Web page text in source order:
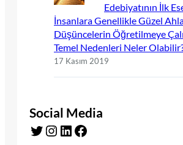
Edebiyatının İlk
İnsanlara Genellikle Güzel
Düşüncelerin Öğretilmeye
Temel Nedenleri Neler
17 Kasım 2019
Social Media
Twitter Instagram LinkedIn Facebook